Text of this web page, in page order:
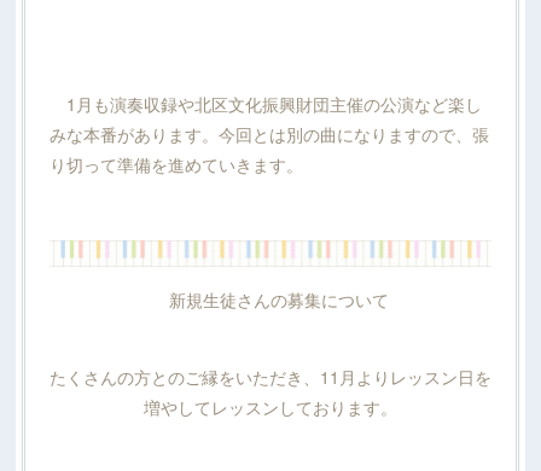
1月も演奏収録や北区文化振興財団主催の公演など楽し
みな本番があります。今回とは別の曲になりますので、張
り切って準備を進めていきます。
新規生徒さんの募集について
たくさんの方とのご縁をいただき、11月よりレッスン日を
増やしてレッスンしております。